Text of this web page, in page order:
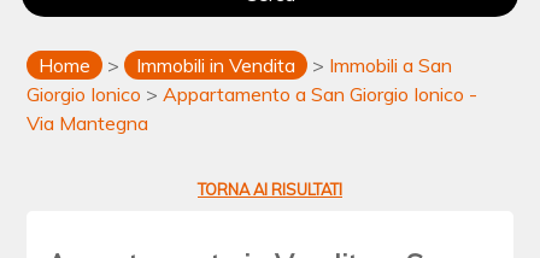
Home > Immobili in Vendita > Immobili a San
Giorgio Ionico >Appartamento a San Giorgio Ionico -
Via Mantegna
TORNA AI RISULTATI